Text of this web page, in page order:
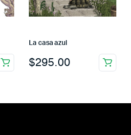
La casa azul
$295.00